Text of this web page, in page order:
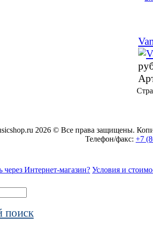
2026 © Все права защищены.
Телефон/факс: +7
через Интернет-магазин? Условия и
поиск